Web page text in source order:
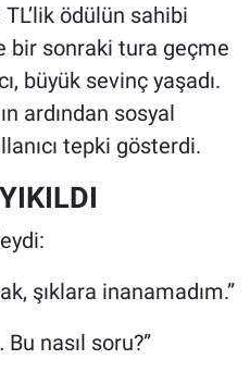
TL’lik ödülün sahibi
bir sonraki tura geçme
büyük sevinç yaşadı.
ardından sosyal
tepki gösterdi.
şıklara inanamadım.”
nasıl soru?”